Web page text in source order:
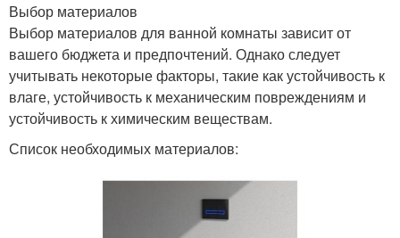
Выбор материалов
Выбор материалов для ванной комнаты зависит от
вашего бюджета и предпочтений. Однако следует
учитывать некоторые факторы, такие как устойчивость к
влаге, устойчивость к механическим повреждениям и
устойчивость к химическим веществам.
Список необходимых материалов: